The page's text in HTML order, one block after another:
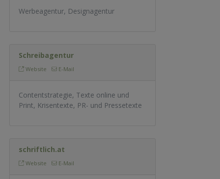
Werbeagentur, Designagentur
Schreibagentur
Website E-Mail
Contentstrategie, Texte online und
Print, Krisentexte, PR- und Pressetexte
schriftlich.at
Website E-Mail